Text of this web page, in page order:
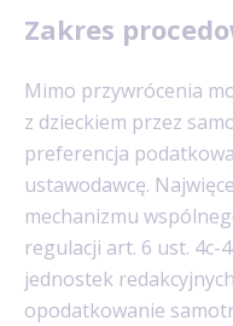
Zakres
Mimo przywrócenia
z dzieckiem przez
preferencja
ustawodawcę.
mechanizmu
regulacji art. 6 ust. 4c-
jednostek
opodatkowanie